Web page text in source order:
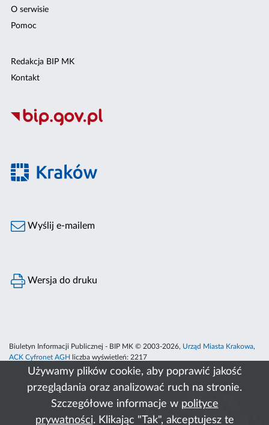
Używamy plików cookie, aby poprawić jakość
przeglądania oraz analizować ruch na stronie.
Szczegółowe informacje w polityce
prywatności. Klikając "Tak", akceptujesz te
O serwisie
Pomoc
Redakcja BIP MK
Kontakt
Wyślij e-mailem
Wersja do druku
Biuletyn Informacji Publicznej - BIP MK © 2003-2026, Urząd Miasta Krakowa,
ACK Cyfronet AGH
liczba wyświetleń: 2217